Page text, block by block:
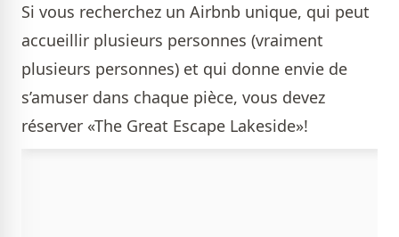
Si vous recherchez un Airbnb unique, qui peut
accueillir plusieurs personnes (vraiment
plusieurs personnes) et qui donne envie de
s’amuser dans chaque pièce, vous devez
réserver «The Great Escape Lakeside»!